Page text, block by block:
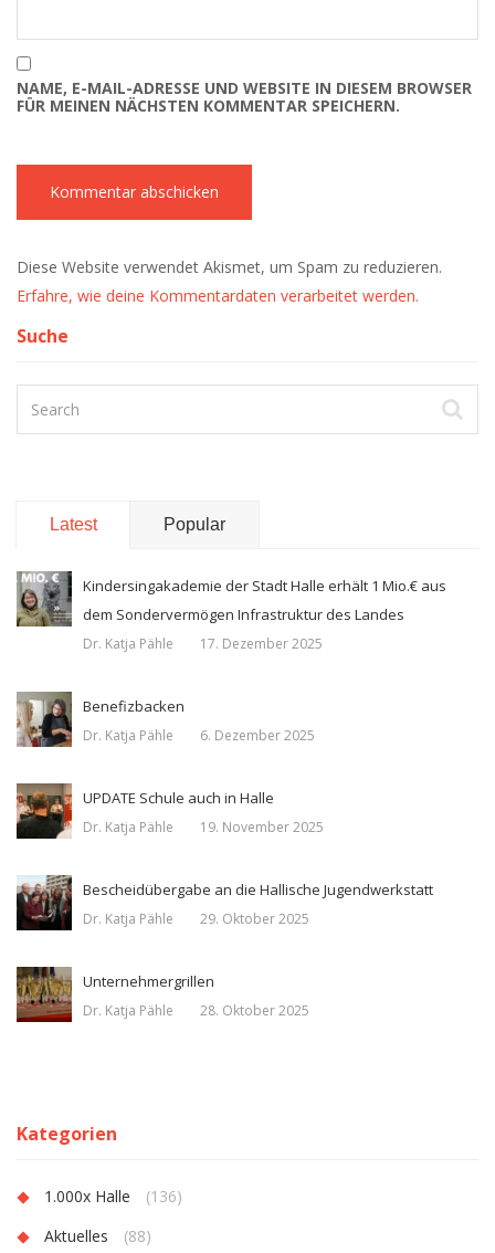
NAME, E-MAIL-ADRESSE UND WEBSITE IN DIESEM BROWSER
FÜR MEINEN NÄCHSTEN KOMMENTAR SPEICHERN.
Diese Website verwendet Akismet, um Spam zu reduzieren.
Erfahre, wie deine Kommentardaten verarbeitet werden.
Suche
Latest Popular
Kindersingakademie der Stadt Halle erhält 1 Mio.€ aus
dem Sondervermögen Infrastruktur des Landes
Dr. Katja Pähle 17. Dezember 2025
Benefizbacken
Dr. Katja Pähle 6. Dezember 2025
UPDATE Schule auch in Halle
Dr. Katja Pähle 19. November 2025
Bescheidübergabe an die Hallische Jugendwerkstatt
Dr. Katja Pähle 29. Oktober 2025
Unternehmergrillen
Dr. Katja Pähle 28. Oktober 2025
Kategorien
1.000x Halle
(136)
Aktuelles
(88)